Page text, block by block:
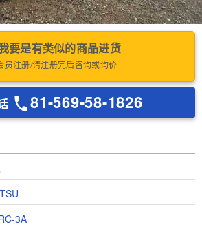
要是有类似的商品进货
员注册/请注册完后咨询或询价
81-569-58-1826
3A